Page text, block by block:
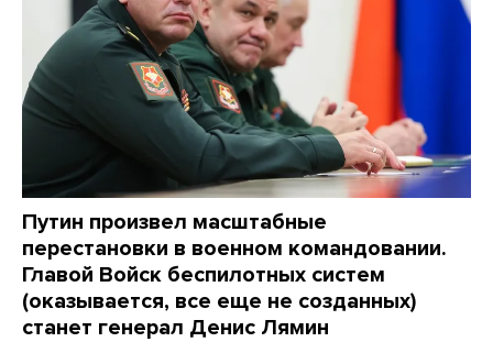
Путин произвел масштабные
перестановки в военном командовании.
Главой Войск беспилотных систем
(оказывается, все еще не созданных)
станет генерал Денис Лямин